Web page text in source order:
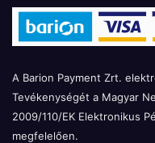
A Barion Payment Zrt.
Tevékenységét a Magyar
2009/110/EK Elektronikus
megfelelően.